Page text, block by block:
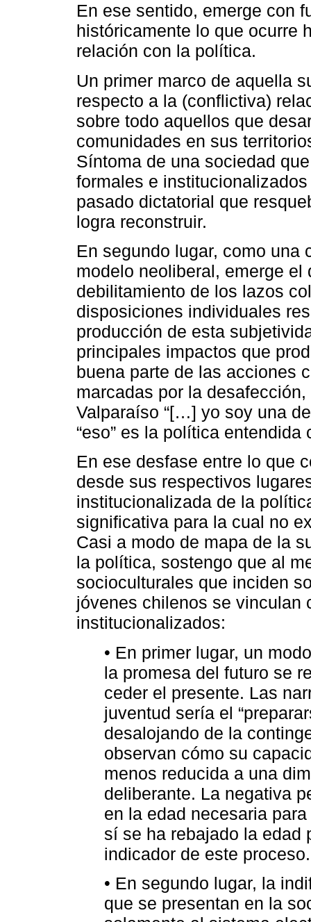
En ese sentido, emerge con
históricamente lo que ocurre
relación con la política.
Un primer marco de aquella
respecto a la (conflictiva)
sobre todo aquellos que
comunidades en sus
Síntoma de una sociedad
formales e
pasado dictatorial que
logra reconstruir.
En segundo lugar, como
modelo neoliberal, emerge
debilitamiento de los lazos
disposiciones individuales
producción de esta
principales impactos que
buena parte de las acciones
marcadas por la
Valparaíso “[…] yo soy una
“eso” es la política
En ese desfase entre lo que
desde sus respectivos
institucionalizada de la
significativa para la cual no
Casi a modo de mapa de la
la política, sostengo que al
socioculturales que inciden
jóvenes chilenos se vinculan
institucionalizados:
• En primer lugar, un
la promesa del futuro se
ceder el presente. Las
juventud sería el
desalojando de la
observan cómo su
menos reducida a una
deliberante. La negativa
en la edad necesaria
sí se ha rebajado la edad
indicador de este proceso.
• En segundo lugar, la
que se presentan en la